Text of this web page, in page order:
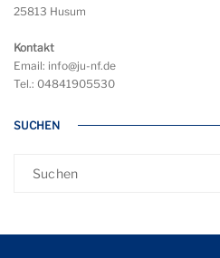
25813 Husum
Kontakt
Email: info@ju-nf.de
Tel.: 04841905530
SUCHEN